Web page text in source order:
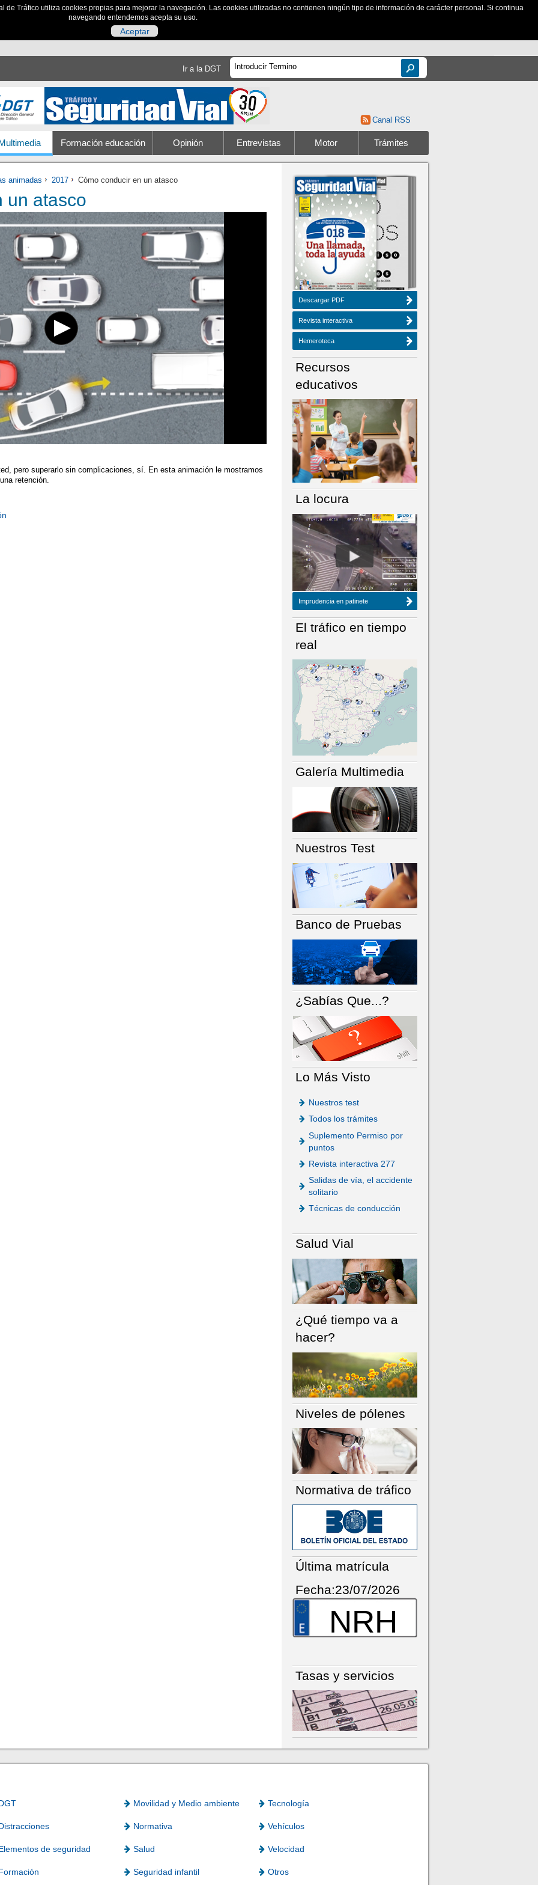
de Tráfico utiliza cookies propias para mejorar la navegación. Las cookies utilizadas no contienen ningún tipo de información de carácter personal. Si continua
navegando entendemos acepta su uso.
Aceptar
Ir a la DGT
Canal RSS
Multimedia Formación educación Opinión Entrevistas Motor Trámites
animadas 2017 Cómo conducir en un atasco
un atasco
pero superarlo sin complicaciones, sí. En esta animación le mostramos
retención.
NÚMERO ACTUAL HEMEROTECA
Descargar PDF
Revista interactiva
Hemeroteca
Recursos
educativos
La locura
Imprudencia en patinete
El tráfico en tiempo
real
Galería Multimedia
Nuestros Test
Banco de Pruebas
¿Sabías Que...?
Lo Más Visto
Nuestros test
Todos los trámites
Suplemento Permiso por
puntos
Revista interactiva 277
Salidas de vía, el accidente
solitario
Técnicas de conducción
Salud Vial
¿Qué tiempo va a
hacer?
Niveles de pólenes
Normativa de tráfico
Última matrícula
Fecha:23/07/2026
NRH
Tasas y servicios
Movilidad y Medio ambiente Tecnología
Normativa Vehículos
de seguridad Salud Velocidad
Seguridad infantil Otros